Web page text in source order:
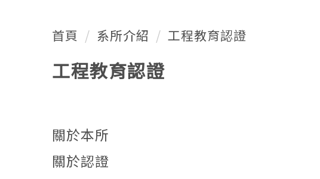
首頁 系所介紹 工程教育認證
工程教育認證
關於本所
關於認證